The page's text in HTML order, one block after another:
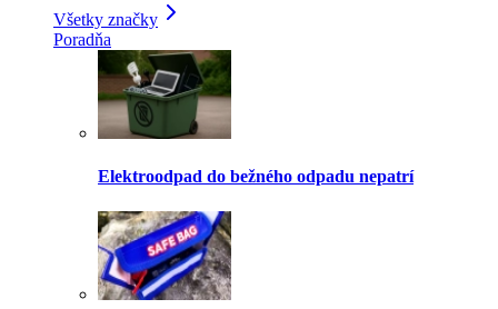
Všetky značky
Poradňa
Elektroodpad do bežného odpadu nepatrí